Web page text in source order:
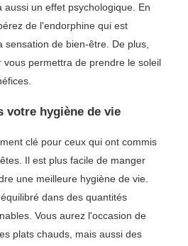
aussi un effet psychologique. En
de l'endorphine qui est
sensation de bien-être. De plus,
vous permettra de prendre le soleil
hygiène de vie
clé pour ceux qui ont commis
Il est plus facile de manger
une meilleure hygiène de vie.
dans des quantités
Vous aurez l'occasion de
plats chauds, mais aussi des